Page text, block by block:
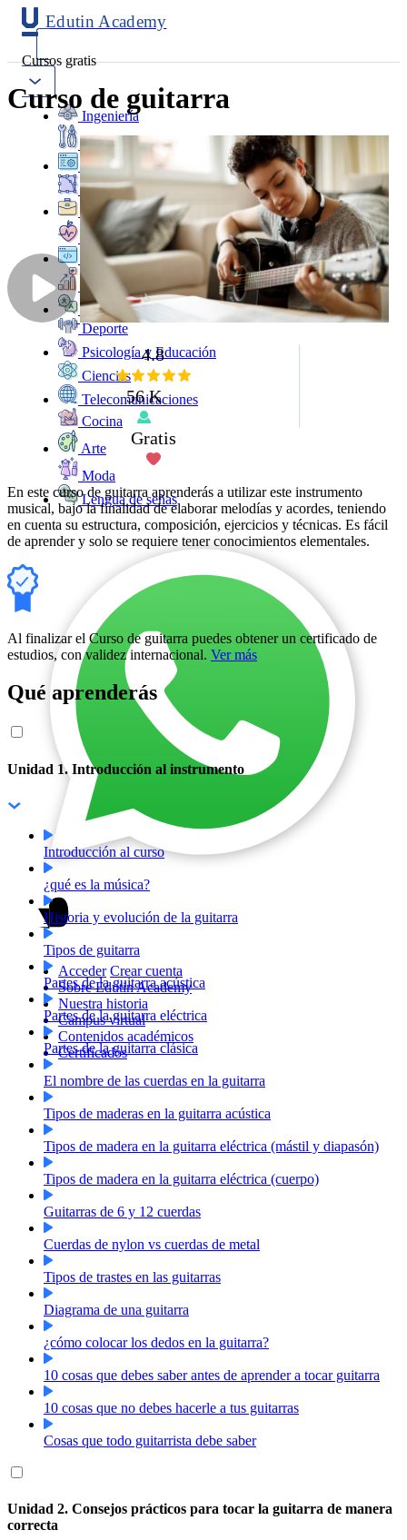
Edutin Academy
Cursos gratis
Ingeniería
Mantenimiento
Software
Diseño
Negocios
Salud
Programación
Marketing
Idiomas
Deporte
Psicología y Educación
Ciencias
Telecomunicaciones
Cocina
Arte
Moda
Lengua de señas
Acceder Crear cuenta
Sobre Edutin Academy
Nuestra historia
Campus virtual
Contenidos académicos
Certificados
Curso de guitarra
4.8
56 K
Gratis
En este curso de guitarra aprenderás a utilizar este instrumento
musical, bajo la finalidad de elaborar melodías y acordes, teniendo
en cuenta su estructura, composición, ejercicios y técnicas. Es fácil
de aprender y solo se requiere tener conocimientos elementales.
Al finalizar el Curso de guitarra puedes obtener un certificado de
estudios, con validez internacional. Ver más
Qué aprenderás
Unidad 1. Introducción al instrumento
Introducción al curso
¿qué es la música?
Historia y evolución de la guitarra
Tipos de guitarra
Partes de la guitarra acústica
Partes de la guitarra eléctrica
Partes de la guitarra clásica
El nombre de las cuerdas en la guitarra
Tipos de maderas en la guitarra acústica
Tipos de madera en la guitarra eléctrica (mástil y diapasón)
Tipos de madera en la guitarra eléctrica (cuerpo)
Guitarras de 6 y 12 cuerdas
Cuerdas de nylon vs cuerdas de metal
Tipos de trastes en las guitarras
Diagrama de una guitarra
¿cómo colocar los dedos en la guitarra?
10 cosas que debes saber antes de aprender a tocar guitarra
10 cosas que no debes hacerle a tus guitarras
Cosas que todo guitarrista debe saber
Unidad 2. Consejos prácticos para tocar la guitarra de manera
correcta